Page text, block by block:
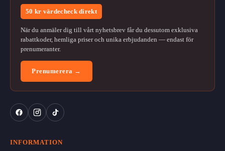
50 kr värdecheck direkt
När du anmäler dig till vårt nyhetsbrev får du dessutom exklusiva
rabattkoder, hemliga priser och unika erbjudanden — endast för
prenumeranter.
Prenumerera →
INFORMATION